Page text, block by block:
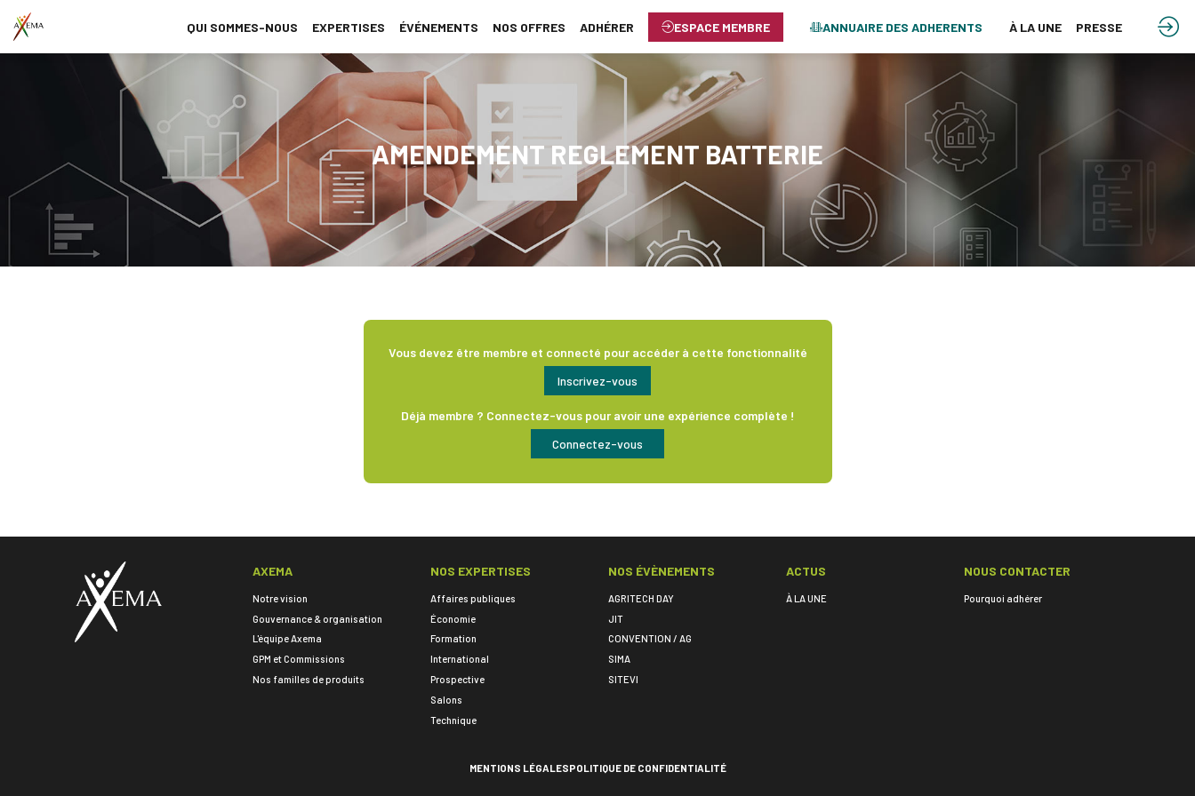
QUI SOMMES-NOUS EXPERTISES ÉVÉNEMENTS NOS OFFRES ADHÉRER ESPACE MEMBRE ANNUAIRE DES ADHERENTS À LA UNE PRESSE
AMENDEMENT REGLEMENT BATTERIE
Vous devez être membre et connecté pour accéder à cette fonctionnalité
Inscrivez-vous
Déjà membre ? Connectez-vous pour avoir une expérience complète !
Connectez-vous
AXEMA
Notre vision
Gouvernance & organisation
L'équipe Axema
GPM et Commissions
Nos familles de produits
NOS EXPERTISES
Affaires publiques
Économie
Formation
International
Prospective
Salons
Technique
NOS ÉVÈNEMENTS
AGRITECH DAY
JIT
CONVENTION / AG
SIMA
SITEVI
ACTUS
À LA UNE
NOUS CONTACTER
Pourquoi adhérer
MENTIONS LÉGALESPOLITIQUE DE CONFIDENTIALITÉ